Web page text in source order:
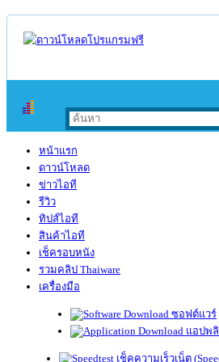
หน้าแรก
ดาวน์โหลด
ข่าวไอที
รีวิว
ทิปส์ไอที
สินค้าไอที
เช็ครอบหนัง
รวมคลิป Thaiware
เครื่องมือ
ซอฟต์แวร์
แอปพ
เช็คความเร็วเน็ต